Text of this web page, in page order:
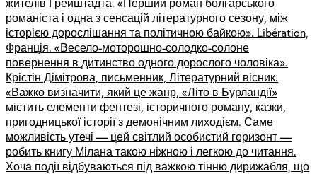
романіста і одна з сенсацій літературного сезону, між
історією дорослішання та політичною байкою». Libération,
Франція. «Весело-моторошно-солодко-солоне
повернення в дитинство одного дорослого чоловіка».
Крістін Дімітрова, письменник, Літературний вісник.
«Важко визначити, який це жанр, «Літо в Бурландії»
містить елементи фентезі, історичного роману, казки,
пригодницької історії з демонічним лиходієм. Саме
можливість утечі –– цей світлий особистий горизонт ––
робить книгу Мілана такою ніжною і легкою до читання.
Хоча події відбуваються під важкою тінню дирижабля, що